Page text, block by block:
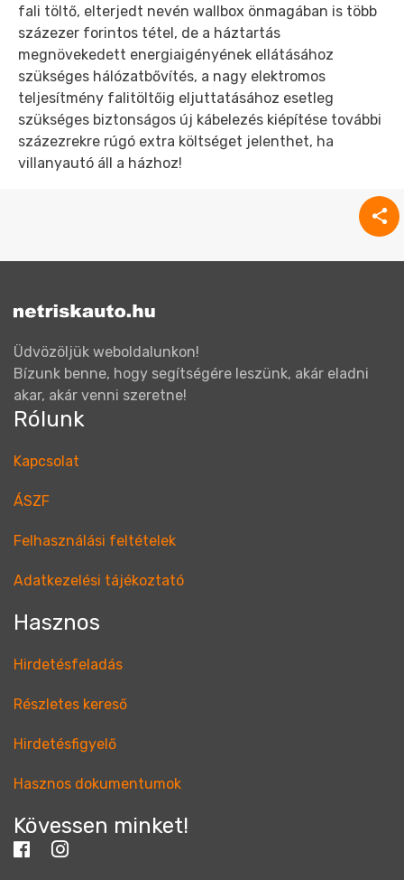
fali töltő, elterjedt nevén wallbox önmagában is több
százezer forintos tétel, de a háztartás
megnövekedett energiaigényének ellátásához
szükséges hálózatbővítés, a nagy elektromos
teljesítmény falitöltőig eljuttatásához esetleg
szükséges biztonságos új kábelezés kiépítése további
százezrekre rúgó extra költséget jelenthet, ha
villanyautó áll a házhoz!
Üdvözöljük weboldalunkon!
Bízunk benne, hogy segítségére leszünk, akár eladni
akar, akár venni szeretne!
Rólunk
Kapcsolat
ÁSZF
Felhasználási feltételek
Adatkezelési tájékoztató
Hasznos
Hirdetésfeladás
Részletes kereső
Hirdetésfigyelő
Hasznos dokumentumok
Kövessen minket!